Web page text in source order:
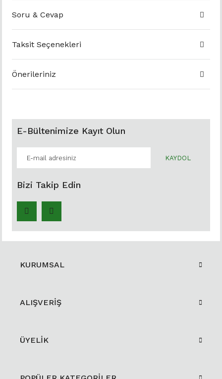
Soru & Cevap
Taksit Seçenekleri
Önerileriniz
E-Bültenimize Kayıt Olun
KAYDOL
Bizi Takip Edin
KURUMSAL
ALIŞVERİŞ
ÜYELİK